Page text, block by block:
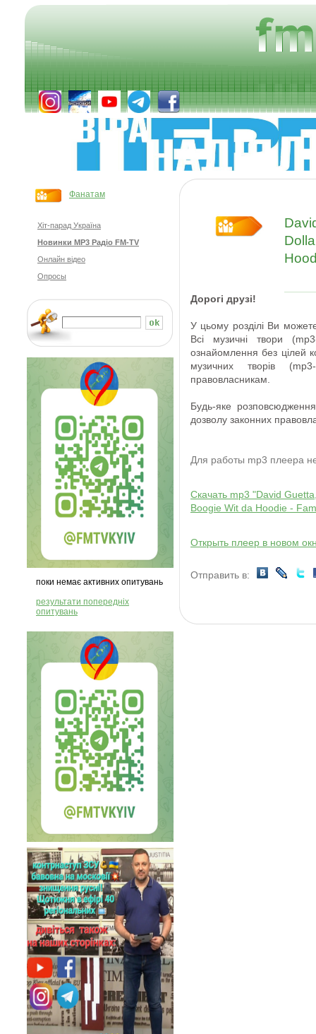
Фанатам
Хіт-парад Україна
Новинки MP3 Радіо FM-TV
Онлайн відео
Опросы
поки немає активних опитувань
результати попередніх
опитувань
Дорогі друзі!
У цьому розділі Ви
Всі
музичні твори (mp3
ознайомлення без цілей
музичних творів
(mp3-
правовласникам
Будь-яке розповсюдження
дозволу законних
Для работы mp3 плеера
Скачать mp3 "David
Boogie Wit da Hoodie -
Открыть плеер в новом
Отправить в: